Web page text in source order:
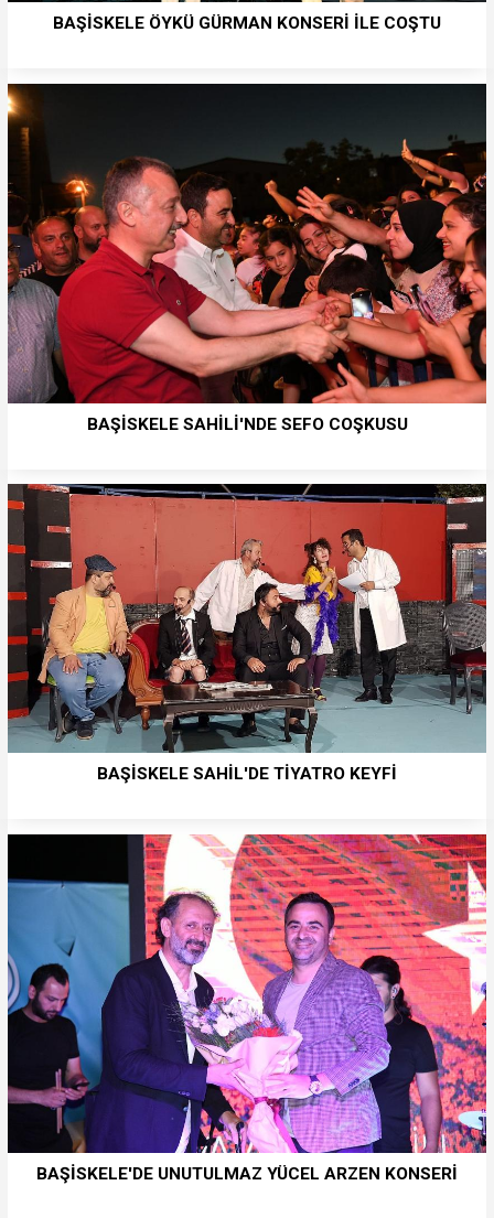
BAŞİSKELE ÖYKÜ GÜRMAN KONSERİ İLE COŞTU
BAŞİSKELE SAHİLİ'NDE SEFO COŞKUSU
BAŞİSKELE SAHİL'DE TİYATRO KEYFİ
BAŞİSKELE'DE UNUTULMAZ YÜCEL ARZEN KONSERİ